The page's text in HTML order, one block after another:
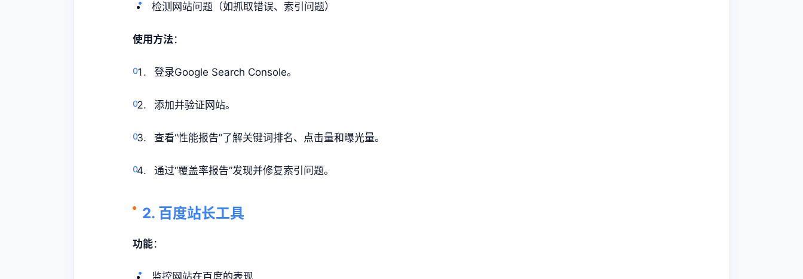
检测网站问题（如抓取错误、索引问题）
使用方法 ：
登录Google Search Console。
添加并验证网站。
查看“性能报告”了解关键词排名、点击量和曝光量。
通过“覆盖率报告”发现并修复索引问题。
2. 百度站长工具
功能：
监控网站在百度的表现